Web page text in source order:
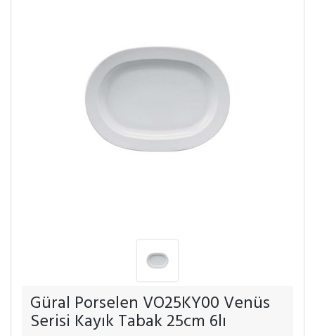
Güral Porselen VO25KY00 Venüs
Serisi Kayık Tabak 25cm 6lı